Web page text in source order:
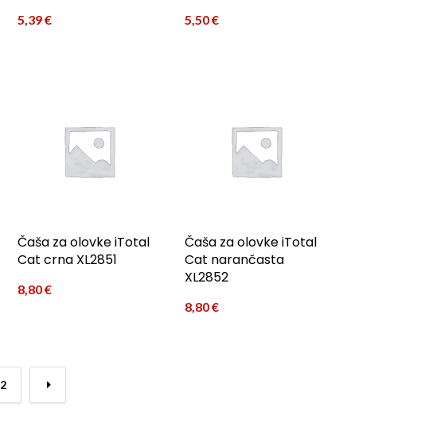
5,39€ 5,50€
Čaša za olovke iTotal
Cat crna XL2851
8,80€
Čaša za olovke iTotal
Cat narančasta
XL2852
8,80€
2 →